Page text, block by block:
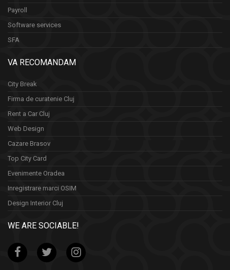
Payroll
Software services
SFA
VA RECOMANDAM
City Break
Firma de curatenie Cluj
Rent a Car Cluj
Web Design
Cazare Brasov
Top City Card
Evenimente Oradea
Inregistrare marci OSIM
Design Interior Cluj
WE ARE SOCIABLE!